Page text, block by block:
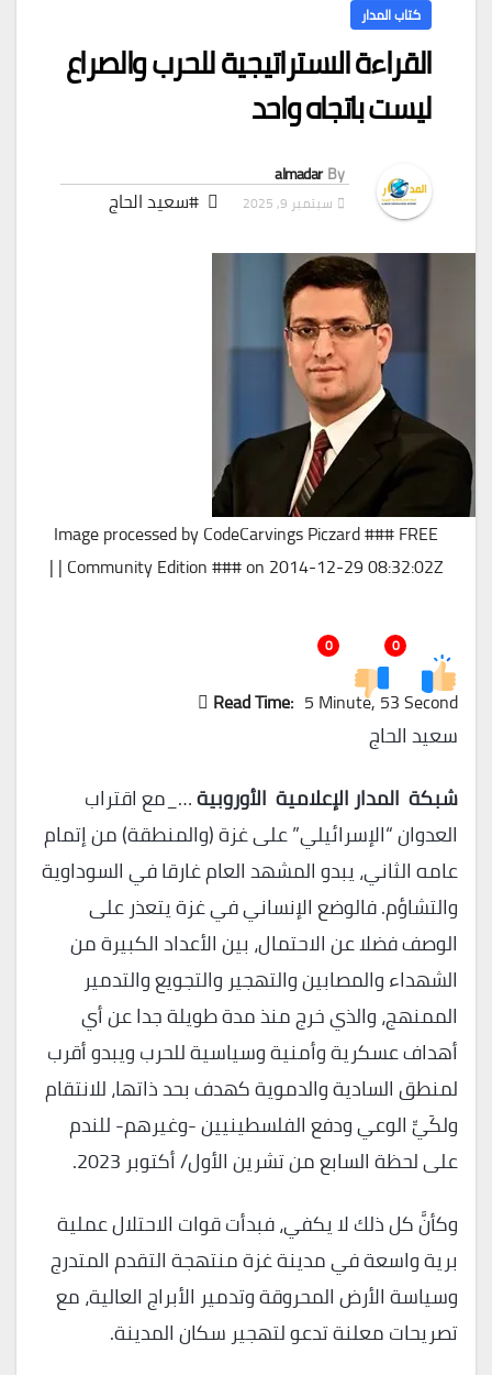
كتاب المدار
القراءة الاستراتيجية للحرب والصراع
ليست باتجاه واحد
By
almadar
سبتمبر 9, 2025 #سعيد الحاج
Image processed by CodeCarvings Piczard ### FREE
Community Edition ### on 2014-12-29 08:32:02Z | |
0
0
Read Time: 5 Minute, 53 Second
سعيد الحاج
شبكة المدار الإعلامية الأوروبية…_مع اقتراب
العدوان “الإسرائيلي” على غزة (والمنطقة) من إتمام
عامه الثاني، يبدو المشهد العام غارقا في السوداوية
والتشاؤم. فالوضع الإنساني في غزة يتعذر على
الوصف فضلا عن الاحتمال، بين الأعداد الكبيرة من
الشهداء والمصابين والتهجير والتجويع والتدمير
الممنهج، والذي خرج منذ مدة طويلة جدا عن أي
أهداف عسكرية وأمنية وسياسية للحرب ويبدو أقرب
لمنطق السادية والدموية كهدف بحد ذاتها، للانتقام
ولكَيِّ الوعي ودفع الفلسطينيين -وغيرهم- للندم
على لحظة السابع من تشرين الأول/ أكتوبر 2023.
وكأنَّ كل ذلك لا يكفي، فبدأت قوات الاحتلال عملية
برية واسعة في مدينة غزة منتهجة التقدم المتدرج
وسياسة الأرض المحروقة وتدمير الأبراج العالية، مع
تصريحات معلنة تدعو لتهجير سكان المدينة.